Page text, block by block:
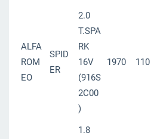
ALFA
ROM
EO
SPID
ER
2.0
T.SPA
RK
16V
(916S
2C00
)
1970 110
1.8